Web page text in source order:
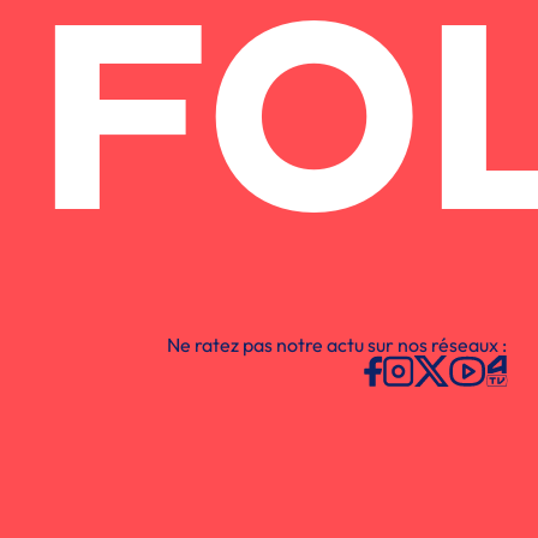
Ne ratez pas notre actu sur nos réseaux :